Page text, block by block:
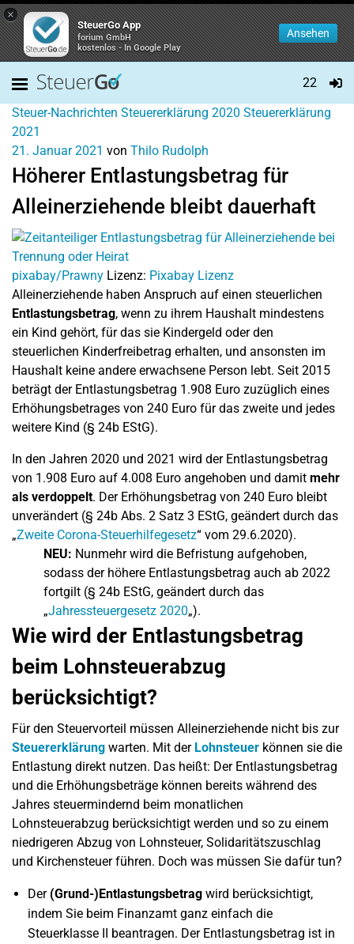
×
SteuerGo App
forium GmbH
kostenlos - In Google Play
Ansehen
22
Steuer-Nachrichten Steuererklärung 2020 Steuererklärung
2021
21. Januar 2021 von Thilo Rudolph
Höherer Entlastungsbetrag für
Alleinerziehende bleibt dauerhaft
pixabay/Prawny Lizenz: Pixabay Lizenz
Alleinerziehende haben Anspruch auf einen steuerlichen
Entlastungsbetrag, wenn zu ihrem Haushalt mindestens
ein Kind gehört, für das sie Kindergeld oder den
steuerlichen Kinderfreibetrag erhalten, und ansonsten im
Haushalt keine andere erwachsene Person lebt. Seit 2015
beträgt der Entlastungsbetrag 1.908 Euro zuzüglich eines
Erhöhungsbetrages von 240 Euro für das zweite und jedes
weitere Kind (§ 24b EStG).
In den Jahren 2020 und 2021 wird der Entlastungsbetrag
von 1.908 Euro auf 4.008 Euro angehoben und damit mehr
als verdoppelt. Der Erhöhungsbetrag von 240 Euro bleibt
unverändert (§ 24b Abs. 2 Satz 3 EStG, geändert durch das
„Zweite Corona-Steuerhilfegesetz“ vom 29.6.2020).
NEU: Nunmehr wird die Befristung aufgehoben,
sodass der höhere Entlastungsbetrag auch ab 2022
fortgilt (§ 24b EStG, geändert durch das
„Jahressteuergesetz 2020„).
Wie wird der Entlastungsbetrag
beim Lohnsteuerabzug
berücksichtigt?
Für den Steuervorteil müssen Alleinerziehende nicht bis zur
Steuererklärung warten. Mit der Lohnsteuer können sie die
Entlastung direkt nutzen. Das heißt: Der Entlastungsbetrag
und die Erhöhungsbeträge können bereits während des
Jahres steuermindernd beim monatlichen
Lohnsteuerabzug berücksichtigt werden und so zu einem
niedrigeren Abzug von Lohnsteuer, Solidaritätszuschlag
und Kirchensteuer führen. Doch was müssen Sie dafür tun?
Der (Grund-)Entlastungsbetrag wird berücksichtigt,
indem Sie beim Finanzamt ganz einfach die
Steuerklasse II beantragen. Der Entlastungsbetrag ist in